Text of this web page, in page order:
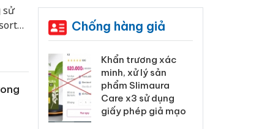
sử
Chống hàng giả
hàng
vệ
Khẩn trương xác
minh, xử lý sản
phẩm Slimaura
Care x3 sử dụng
giấy phép giả mạo